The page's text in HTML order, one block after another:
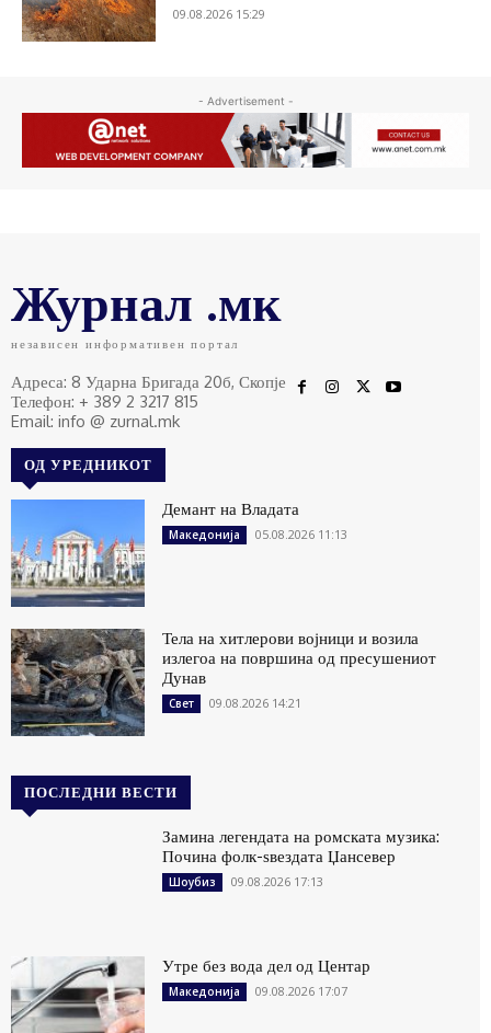
09.08.2026 15:29
- Advertisement -
Журнал .мк
независен информативен портал
Адреса: 8 Ударна Бригада 20б, Скопје
Телефон: + 389 2 3217 815
Email: info @ zurnal.mk
ОД УРЕДНИКОТ
Демант на Владата
Македонија 05.08.2026 11:13
Тела на хитлерови војници и возила
излегоа на површина од пресушениот
Дунав
Свет 09.08.2026 14:21
ПОСЛЕДНИ ВЕСТИ
Замина легендата на ромската музика:
Почина фолк-ѕвездата Џансевер
Шоубиз 09.08.2026 17:13
Утре без вода дел од Центар
Македонија 09.08.2026 17:07